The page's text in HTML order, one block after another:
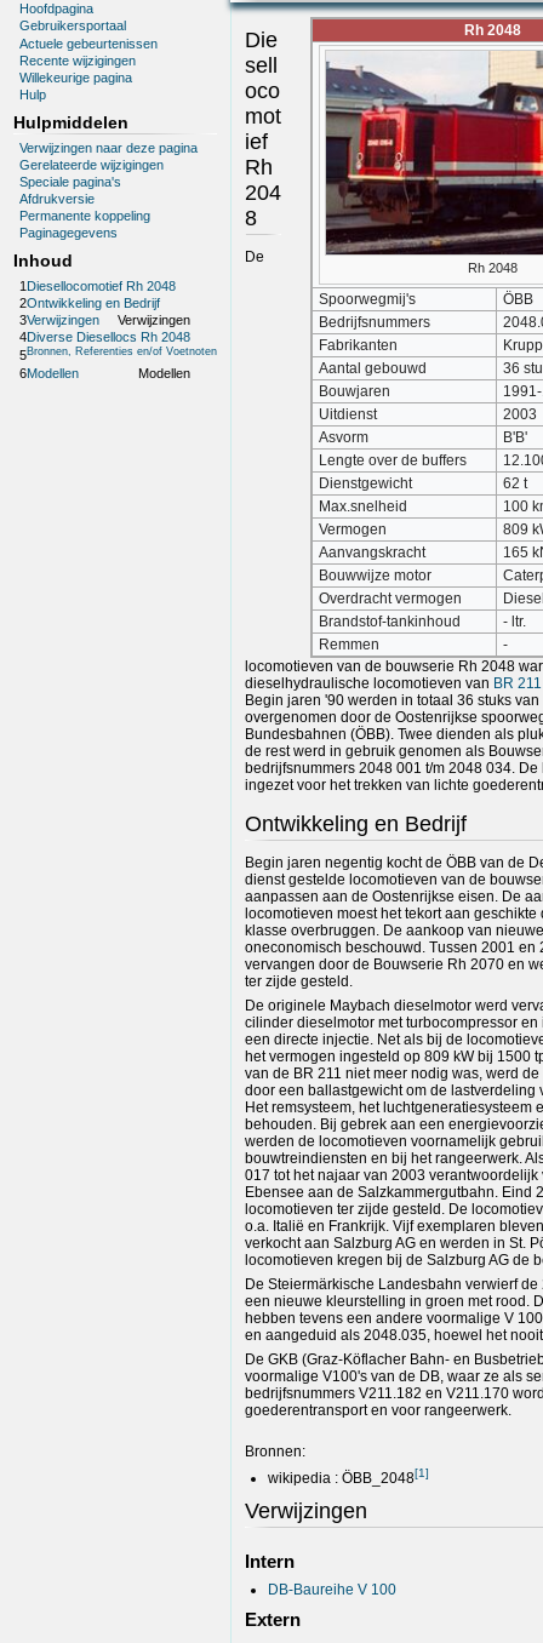
Hoofdpagina
Gebruikersportaal
Actuele gebeurtenissen
Recente wijzigingen
Willekeurige pagina
Hulp
Hulpmiddelen
Verwijzingen naar deze pagina
Gerelateerde wijzigingen
Speciale pagina's
Afdrukversie
Permanente koppeling
Paginagegevens
Inhoud
1 Diesellocomotief Rh 2048
2Ontwikkeling en Bedrijf
3Verwijzingen
Verwijzingen
4Diverse Diesellocs Rh 2048
5Bronnen, Referenties en/of Voetnoten
6Modellen Modellen
Rh 2048
Rh 2048
Spoorwegmij's
ÖBB
Bedrijfsnummers
Fabrikanten
Krupp
Aantal gebouwd
36
Bouwjaren
Uitdienst
2003
Asvorm
B'B'
Lengte over de buffers
Dienstgewicht
62 t
Max.snelheid
100
Vermogen
809
Aanvangskracht
165
Bouwwijze motor
Overdracht vermogen
Brandstof-tankinhoud
- ltr.
Remmen
-
Die
sell
oco
mot
ief
Rh
204
8
De
locomotieven van de bouwserie Rh 2048
dieselhydraulische locomotieven van BR 211
Begin jaren '90 werden in totaal 36 stuks
overgenomen door de Oostenrijkse
Bundesbahnen (ÖBB). Twee dienden als
de rest werd in gebruik genomen als
bedrijfsnummers 2048 001 t/m 2048 034.
ingezet voor het trekken van lichte
Ontwikkeling en Bedrijf
Begin jaren negentig kocht de ÖBB van de
dienst gestelde locomotieven van de
aanpassen aan de Oostenrijkse eisen. De
locomotieven moest het tekort aan
klasse overbruggen. De aankoop van
oneconomisch beschouwd. Tussen 2001
vervangen door de Bouwserie Rh 2070 en
ter zijde gesteld.
De originele Maybach dieselmotor werd
cilinder dieselmotor met turbocompressor
een directe injectie. Net als bij de
het vermogen ingesteld op 809 kW bij 1500
van de BR 211 niet meer nodig was, werd
door een ballastgewicht om de lastverdeling
Het remsysteem, het luchtgeneratiesysteem
behouden. Bij gebrek aan een
werden de locomotieven voornamelijk
bouwtreindiensten en bij het rangeerwerk.
017 tot het najaar van 2003
Ebensee aan de Salzkammergutbahn. Eind
locomotieven ter zijde gesteld. De
o.a. Italië en Frankrijk. Vijf exemplaren
verkocht aan Salzburg AG en werden in St.
locomotieven kregen bij de Salzburg AG de
De Steiermärkische Landesbahn verwierf
een nieuwe kleurstelling in groen met rood.
hebben tevens een andere voormalige V
en aangeduid als 2048.035, hoewel het
De GKB (Graz-Köflacher Bahn- en
voormalige V100's van de DB, waar ze als
bedrijfsnummers V211.182 en V211.170
goederentransport en voor rangeerwerk.
Bronnen:
wikipedia : ÖBB_2048[1]
Verwijzingen
Intern
DB-Baureihe V 100
Extern